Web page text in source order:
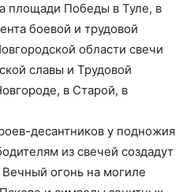
площади Победы в Туле, в
боевой и трудовой
области свечи
славы и Трудовой
в Старой, в
десантников у подножия
из свечей создадут
огонь на могиле